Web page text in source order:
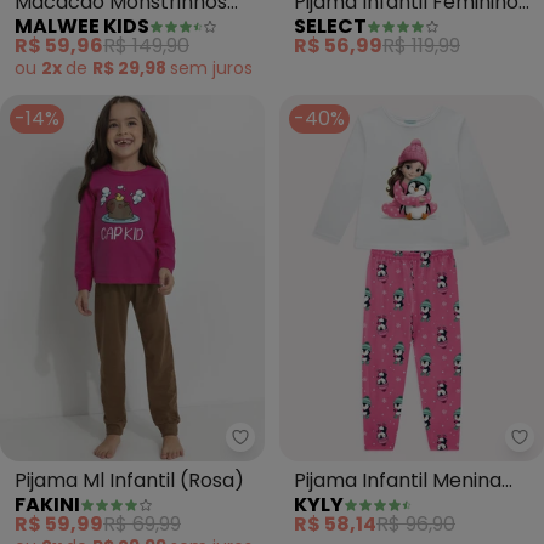
em Soft Menina (Rosa)
MALWEE KIDS
R$ 59,96R$ 149,90
ou 2x de R$ 29,98 sem juros
Estapado (Azul)
SELECT
R$ 56,99R$ 119,99
-14%
Fakini - Pijama Ml Infantil (Rosa)
Pijama Ml Infantil (Rosa)
FAKINI
R$ 59,99R$ 69,99
-40%
Pijama Infantil Menina
Pinguim (Branco)
KYLY
R$ 58,14R$ 96,90